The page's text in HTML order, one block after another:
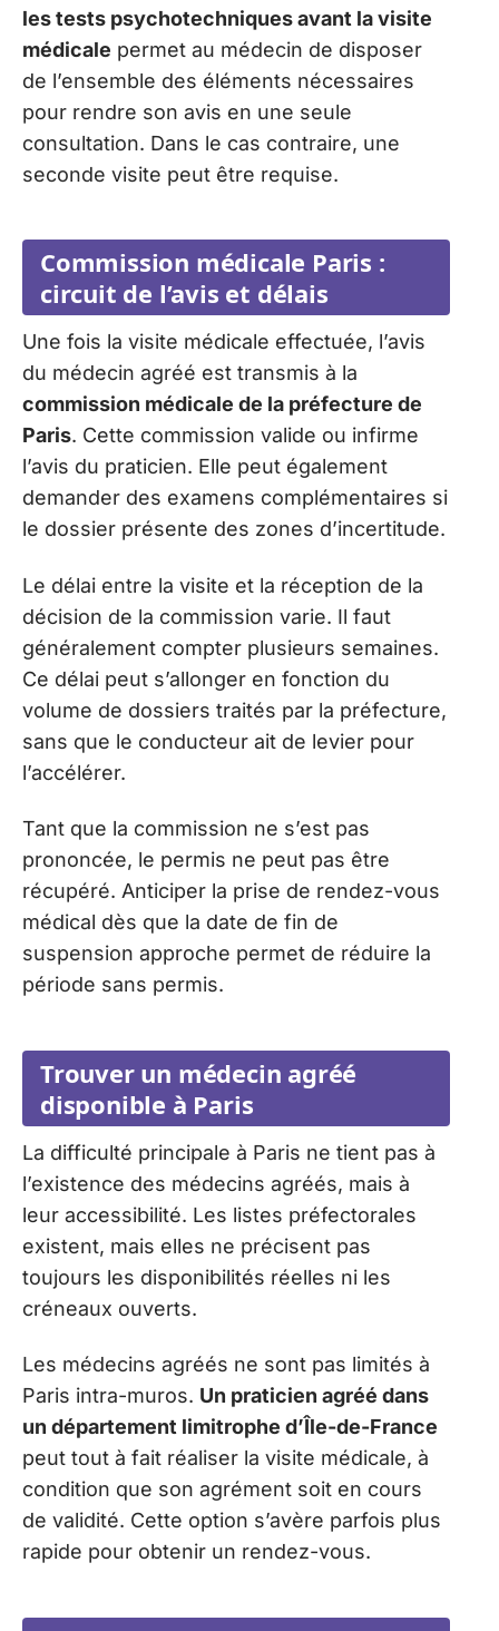
les tests psychotechniques avant la visite
médicale permet au médecin de disposer
de l’ensemble des éléments nécessaires
pour rendre son avis en une seule
consultation. Dans le cas contraire, une
seconde visite peut être requise.
Commission médicale Paris :
circuit de l’avis et délais
Une fois la visite médicale effectuée, l’avis
du médecin agréé est transmis à la
commission médicale de la préfecture de
Paris. Cette commission valide ou infirme
l’avis du praticien. Elle peut également
demander des examens complémentaires si
le dossier présente des zones d’incertitude.
Le délai entre la visite et la réception de la
décision de la commission varie. Il faut
généralement compter plusieurs semaines.
Ce délai peut s’allonger en fonction du
volume de dossiers traités par la préfecture,
sans que le conducteur ait de levier pour
l’accélérer.
Tant que la commission ne s’est pas
prononcée, le permis ne peut pas être
récupéré. Anticiper la prise de rendez-vous
médical dès que la date de fin de
suspension approche permet de réduire la
période sans permis.
Trouver un médecin agréé
disponible à Paris
La difficulté principale à Paris ne tient pas à
l’existence des médecins agréés, mais à
leur accessibilité. Les listes préfectorales
existent, mais elles ne précisent pas
toujours les disponibilités réelles ni les
créneaux ouverts.
Les médecins agréés ne sont pas limités à
Paris intra-muros. Un praticien agréé dans
un département limitrophe d’Île-de-France
peut tout à fait réaliser la visite médicale, à
condition que son agrément soit en cours
de validité. Cette option s’avère parfois plus
rapide pour obtenir un rendez-vous.